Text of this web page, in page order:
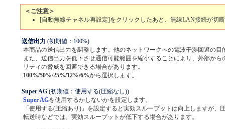
＜ご注意＞
[自動無線チャネル再設定]をクリックしたあと、無線LAN接続が切
送信出力 (初期値：100%)
本商品の送信出力を調整します。他のネットワークへの電波干渉回避の目
また、送信出力を低下させ通信可能範囲を縮小することにより、外部から
リティの脅威を回避できる場合があります。
100%/50%/25%/12%/6%から選択します。
Super AG (初期値：使用する(圧縮なし))
Super AGを使用するかしないかを設定します。
「使用する(圧縮あり)」を設定すると実効スループットは向上しますが、
転送時などでは、実効スループットが低下する場合があります。